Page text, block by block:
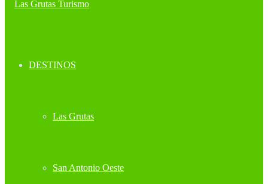
DESTINOS
Las Grutas
San Antonio Oeste